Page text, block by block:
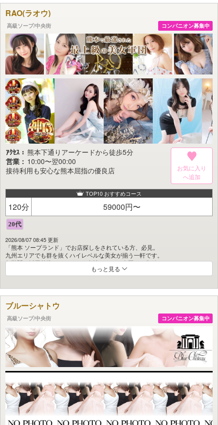
店内には豪華な調度品を取り揃え、ラグジュアリーな空間を演出。
ハイクラスなお客様にふさわしい舞台で非日常の時間をお楽しみいただけま
す。
さらに「皇帝別館」のキャストによる期間限定出勤も実施。
ここでしか出会えない特別な時間をぜひお見逃しなく。
すべてはお客様が過ごす一瞬一瞬を限りなく最上の時間にするために。
これからも「NEO-皇帝別館」はよりご満足いただける最高の空間とおもてなし
をお約束いたします。
RAO(ラオウ)
高級ソープ/中央街 コンパニオン募集中
ｱｸｾｽ： 熊本下通りアーケードから徒歩5分
営業： 10:00〜翌00:00
接待利用も安心な熊本屈指の優良店
お気に入り
TOP10 おすすめコース
120分 59000円〜
2026/08/07 08:45 更新
「熊本 ソープランド」でお店探しをされている方、必見。
九州エリアでも群を抜くハイレベルな美女が揃う一軒です。
超難関の採用基準をクリアした女性のみが、全国から集結。
もう迷う必要はありません。後悔しないお店選びをお約束します。
圧倒的な満足度には自信あり。まずは在籍一覧をご覧ください。
もっと見る
ブルーシャトウ
高級ソープ/中央街 コンパニオン募集中